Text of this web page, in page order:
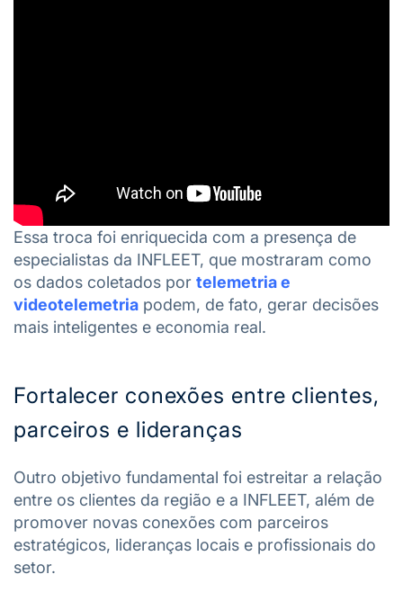
Essa troca foi enriquecida com a presença de
especialistas da INFLEET, que mostraram como
os dados coletados por telemetria e
videotelemetria podem, de fato, gerar decisões
mais inteligentes e economia real.
Fortalecer conexões entre clientes,
parceiros e lideranças
Outro objetivo fundamental foi estreitar a relação
entre os clientes da região e a INFLEET, além de
promover novas conexões com parceiros
estratégicos, lideranças locais e profissionais do
setor.